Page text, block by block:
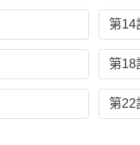
第14
第18
第22